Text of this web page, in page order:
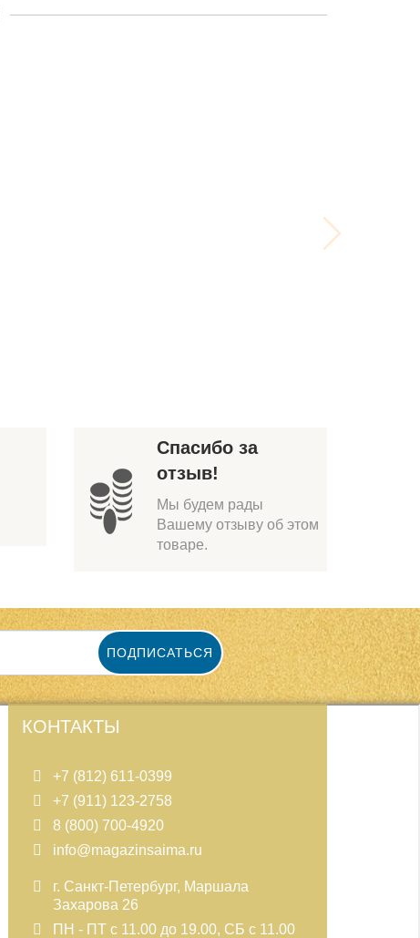
Спасибо за
отзыв!
Мы будем рады
Вашему отзыву об этом
товаре.
ПОДПИСАТЬСЯ
КОНТАКТЫ
+7 (812) 611-0399
+7 (911) 123-2758
8 (800) 700-4920
info@magazinsaima.ru
г. Санкт-Петербург, Маршала
Захарова 26
ПН - ПТ с 11.00 до 19.00, СБ с 11.00